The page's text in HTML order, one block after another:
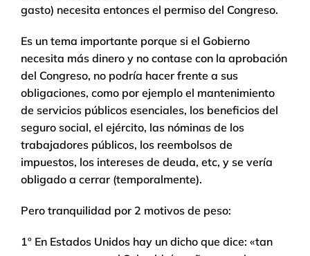
gasto) necesita entonces el permiso del Congreso.
Es un tema importante porque si el Gobierno
necesita más dinero y no contase con la aprobación
del Congreso, no podría hacer frente a sus
obligaciones, como por ejemplo el mantenimiento
de servicios públicos esenciales, los beneficios del
seguro social, el ejército, las nóminas de los
trabajadores públicos, los reembolsos de
impuestos, los intereses de deuda, etc, y se vería
obligado a cerrar (temporalmente).
Pero tranquilidad por 2 motivos de peso:
1º En Estados Unidos hay un dicho que dice: «tan